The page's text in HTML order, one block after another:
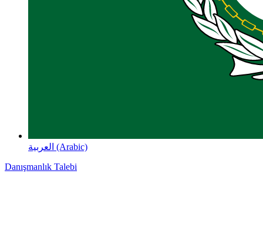
العربية (Arabic)
Danışmanlık Talebi